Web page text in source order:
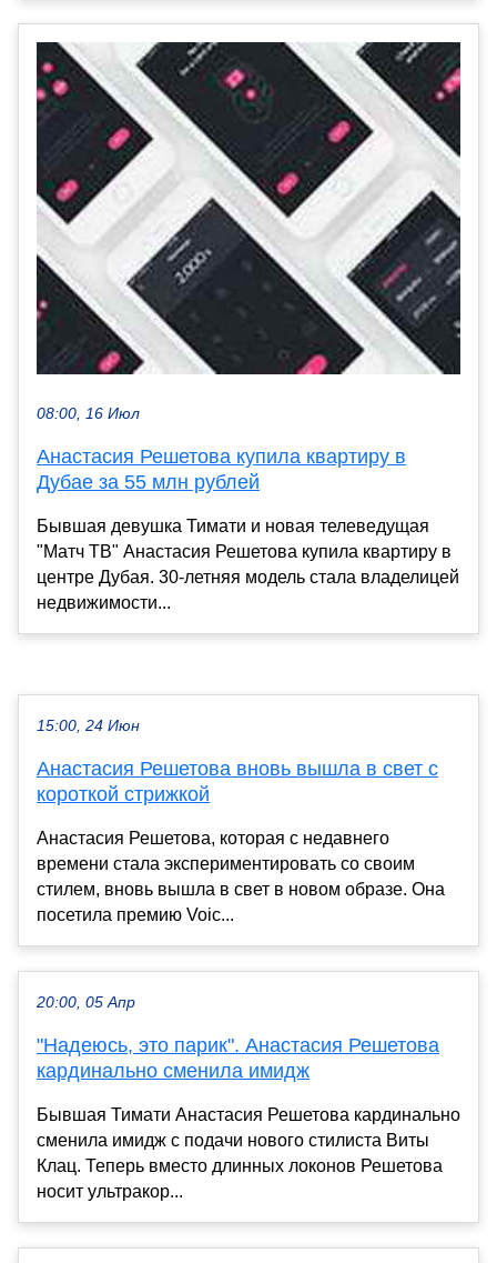
08:00, 16 Июл
Анастасия Решетова купила квартиру в
Дубае за 55 млн рублей
Бывшая девушка Тимати и новая телеведущая
"Матч ТВ" Анастасия Решетова купила квартиру в
центре Дубая. 30-летняя модель стала владелицей
недвижимости...
15:00, 24 Июн
Анастасия Решетова вновь вышла в свет с
короткой стрижкой
Анастасия Решетова, которая с недавнего
времени стала экспериментировать со своим
стилем, вновь вышла в свет в новом образе. Она
посетила премию Voic...
20:00, 05 Апр
"Надеюсь, это парик". Анастасия Решетова
кардинально сменила имидж
Бывшая Тимати Анастасия Решетова кардинально
сменила имидж с подачи нового стилиста Виты
Клац. Теперь вместо длинных локонов Решетова
носит ультракор...